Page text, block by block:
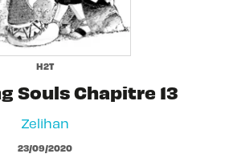
H2T
Souls Chapitre 13
Zelihan
23/09/2020